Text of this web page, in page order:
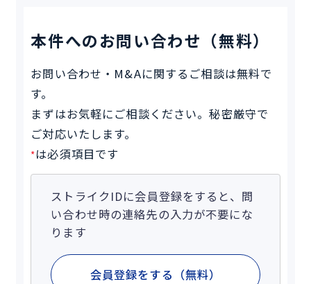
本件へのお問い合わせ（無料）
お問い合わせ・M&Aに関するご相談は無料で
す。
まずはお気軽にご相談ください。秘密厳守で
ご対応いたします。
*は必須項目です
ストライクIDに会員登録をすると、問
い合わせ時の連絡先の入力が不要にな
ります
会員登録をする（無料）